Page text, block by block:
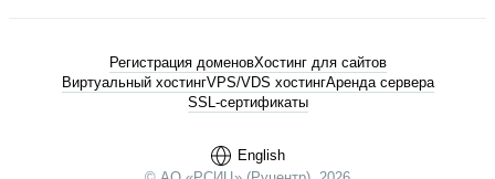
English
Регистрация доменовХостинг для сайтов
Виртуальный хостингVPS/VDS хостингАренда сервера
SSL-сертификаты